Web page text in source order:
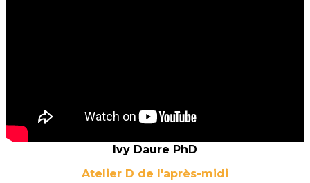
Ivy Daure PhD
Atelier D de l'après-midi